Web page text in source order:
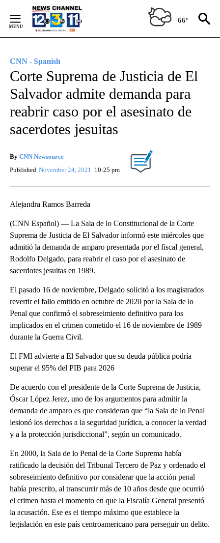
Content
66°
CNN - Spanish
Corte Suprema de Justicia de El
Salvador admite demanda para
reabrir caso por el asesinato de
sacerdotes jesuitas
By CNN Newsource
Published November 24, 2021 10:25 pm
Alejandra Ramos Barreda
(CNN Español) — La Sala de lo Constitucional de la Corte
Suprema de Justicia de El Salvador informó este miércoles que
admitió la demanda de amparo presentada por el fiscal general,
Rodolfo Delgado, para reabrir el caso por el asesinato de
sacerdotes jesuitas en 1989.
El pasado 16 de noviembre, Delgado solicitó a los magistrados
revertir el fallo emitido en octubre de 2020 por la Sala de lo
Penal que confirmó el sobreseimiento definitivo para los
implicados en el crimen cometido el 16 de noviembre de 1989
durante la Guerra Civil.
El FMI advierte a El Salvador que su deuda pública podría
superar el 95% del PIB para 2026
De acuerdo con el presidente de la Corte Suprema de Justicia,
Óscar López Jerez, uno de los argumentos para admitir la
demanda de amparo es que consideran que “la Sala de lo Penal
lesionó los derechos a la seguridad jurídica, a conocer la verdad
y a la protección jurisdiccional”, según un comunicado.
En 2000, la Sala de lo Penal de la Corte Suprema había
ratificado la decisión del Tribunal Tercero de Paz y ordenado el
sobreseimiento definitivo por considerar que la acción penal
había prescrito, al transcurrir más de 10 años desde que ocurrió
el crimen hasta el momento en que la Fiscalía General presentó
la acusación. Ese es el tiempo máximo que establece la
legislación en este país centroamericano para perseguir un delito.